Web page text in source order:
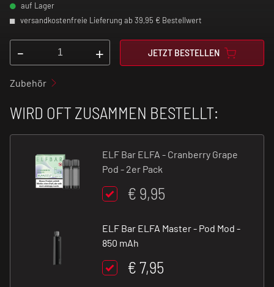
auf Lager
versandkostenfreie Lieferung ab 39,95 € Bestellwert
- + JETZT BESTELLEN
Zubehör
WIRD OFT ZUSAMMEN BESTELLT:
ELF Bar ELFA - Cranberry Grape
Pod - 2er Pack
€ 9,95
ELF Bar ELFA Master - Pod Mod -
850 mAh
€ 7,95